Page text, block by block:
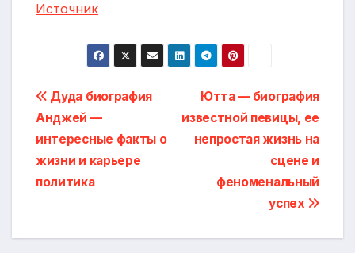
Источник
Навигация
по
записям
Ютта — биография
известной певицы, ее
непростая жизнь на
сцене и
феноменальный
успех
Дуда биография
Анджей —
интересные факты о
жизни и карьере
политика